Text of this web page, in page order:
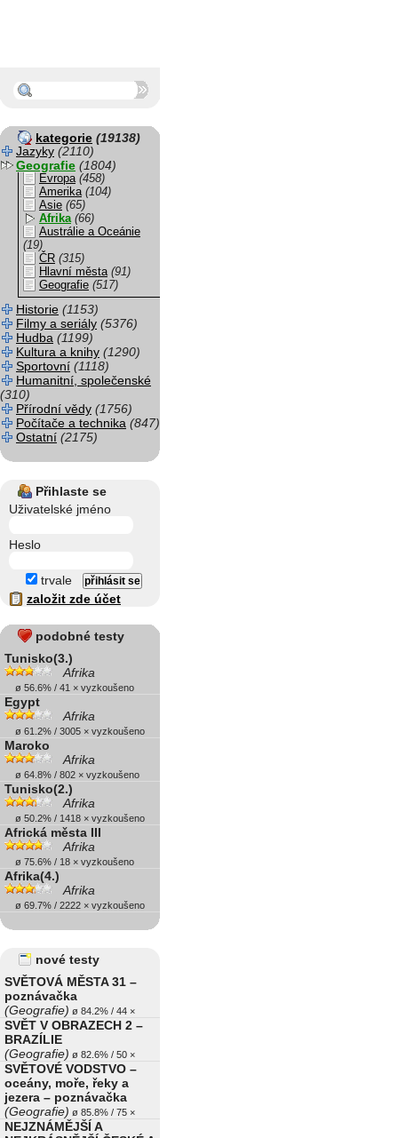
kategorie (19138)
Jazyky (2110)
Geografie (1804)
Evropa (458)
Amerika (104)
Asie (65)
Afrika (66)
Austrálie a Oceánie
(19)
ČR (315)
Hlavní města (91)
Geografie (517)
Historie (1153)
Filmy a seriály (5376)
Hudba (1199)
Kultura a knihy (1290)
Sportovní (1118)
Humanitní, společenské
(310)
Přírodní vědy (1756)
Počítače a technika (847)
Ostatní (2175)
Přihlaste se
Uživatelské jméno
Heslo
trvale
založit zde účet
podobné testy
Tunisko(3.)
Afrika
ø 56.6% / 41 × vyzkoušeno
Egypt
Afrika
ø 61.2% / 3005 × vyzkoušeno
Maroko
Afrika
ø 64.8% / 802 × vyzkoušeno
Tunisko(2.)
Afrika
ø 50.2% / 1418 × vyzkoušeno
Africká města III
Afrika
ø 75.6% / 18 × vyzkoušeno
Afrika(4.)
Afrika
ø 69.7% / 2222 × vyzkoušeno
nové testy
SVĚTOVÁ MĚSTA 31 –
poznávačka
(Geografie) ø 84.2% / 44 ×
SVĚT V OBRAZECH 2 –
BRAZÍLIE
(Geografie) ø 82.6% / 50 ×
SVĚTOVÉ VODSTVO –
oceány, moře, řeky a
jezera – poznávačka
(Geografie) ø 85.8% / 75 ×
NEJZNÁMĚJŠÍ A